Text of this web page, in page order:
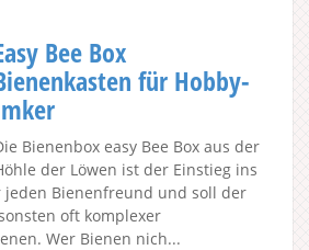
Bee Box
für Hobby-
Bienenbox easy Bee Box aus der
der Löwen ist der Einstieg ins
jeden Bienenfreund und soll der
oft komplexer
Wer Bienen nich...